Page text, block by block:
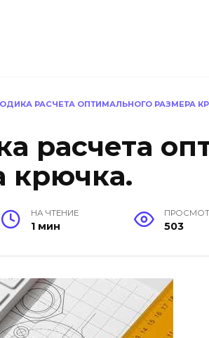
РАСЧЕТА ОПТИМАЛЬНОГО РАЗМЕРА
расчета
крючка.
НА ЧТЕНИЕ
1 мин 503